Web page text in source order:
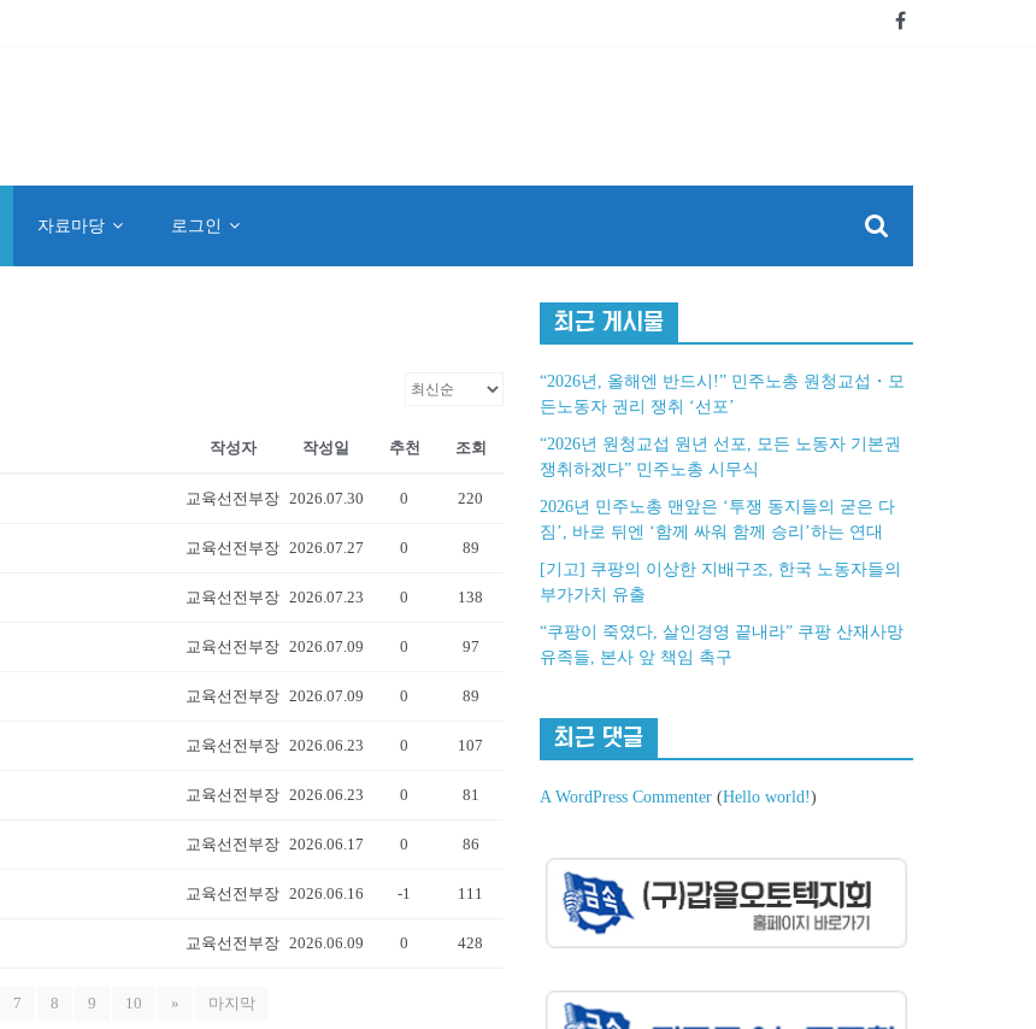
자료마당 로그인
작성자 작성일 추천 조회
교육선전부장 2026.07.30 0 220
교육선전부장 2026.07.27 0 89
교육선전부장 2026.07.23 0 138
교육선전부장 2026.07.09 0 97
교육선전부장 2026.07.09 0 89
교육선전부장 2026.06.23 0 107
교육선전부장 2026.06.23 0 81
교육선전부장 2026.06.17 0 86
교육선전부장 2026.06.16 -1 111
교육선전부장 2026.06.09 0 428
7 8 9 10 » 마지막
최근 게시물
“2026년, 올해엔 반드시!” 민주노총 원청교섭・모
든노동자 권리 쟁취 ‘선포’
“2026년 원청교섭 원년 선포, 모든 노동자 기본권
쟁취하겠다” 민주노총 시무식
2026년 민주노총 맨앞은 ‘투쟁 동지들의 굳은 다
짐’, 바로 뒤엔 ‘함께 싸워 함께 승리’하는 연대
[기고] 쿠팡의 이상한 지배구조, 한국 노동자들의
부가가치 유출
“쿠팡이 죽였다, 살인경영 끝내라” 쿠팡 산재사망
유족들, 본사 앞 책임 촉구
최근 댓글
A WordPress Commenter (Hello world!)